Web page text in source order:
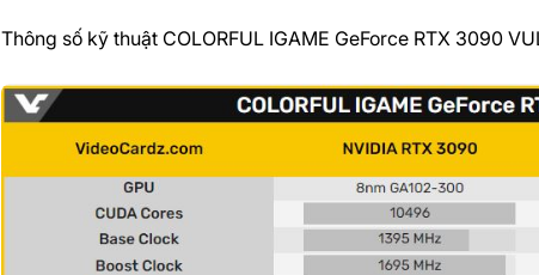
Thông số kỹ thuật COLORFUL IGAME GeForce RTX 3090